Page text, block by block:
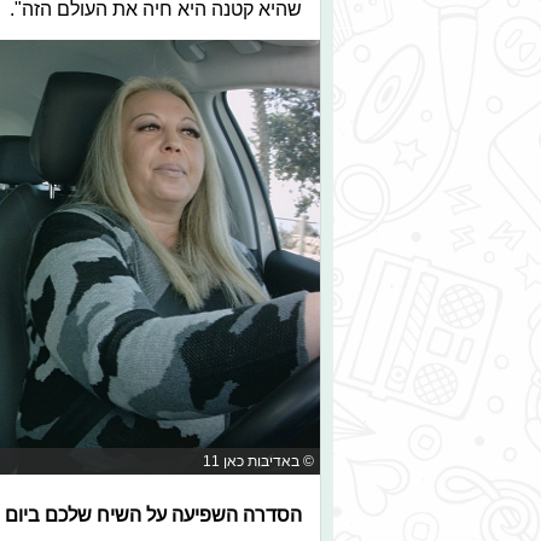
שהיא קטנה היא חיה את העולם הזה".
© באדיבות כאן 11
הסדרה השפיעה על השיח שלכם ביום